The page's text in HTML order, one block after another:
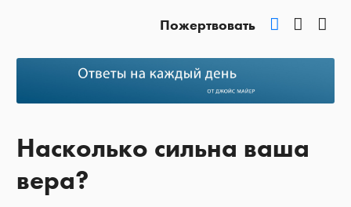
Пожертвовать VKontakte
Насколько сильна ваша
вера?